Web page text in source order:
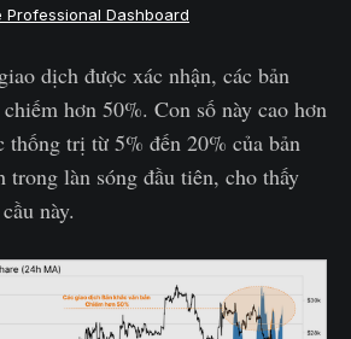
Professional Dashboard
dịch được xác nhận, các bản
hơn 50%. Con số này cao hơn
thống trị từ 5% đến 20% của bản
trong làn sóng đầu tiên, cho thấy
này.